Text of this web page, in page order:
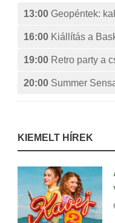
13:00 Geopéntek:
16:00 Kiállítás a
19:00 Retro party a
20:00 Summer
KIEMELT HÍREK